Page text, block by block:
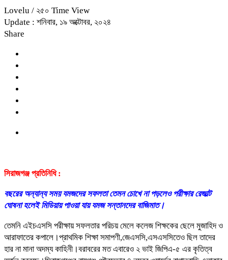
Lovelu / ২৫০ Time View
Update : শনিবার, ১৯ অক্টোবর, ২০২৪
Share
সিরাজগঞ্জ প্রতিনিধি :
বছরের অন্যান্য সময় যমজদের সফলতা তেমন চোখে না পড়লেও পরীক্ষার রেজাল্ট
ঘোষনা হলেই মিডিয়ায় পাওয়া যায় যমজ সন্তানদের বাজিমাত।
তেমনি এইচএসসি পরীক্ষায় সফলতার পরিচয় মেলে কলেজ শিক্ষকের ছেলে মুজাহিদ ও
আরাফাতের কপালে।প্রাথমিক শিক্ষা সমাপণী,জেএসসি,এসএসসিতেও ছিল তাদের
হার না মানা অদম্য কাহিনী।বরাবরের মত এবারেও ২ ভাই জিপিএ-৫ এর কৃতিত্ব